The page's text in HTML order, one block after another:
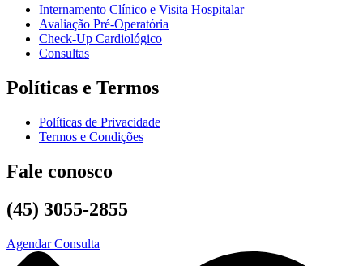
Internamento Clínico e Visita Hospitalar
Avaliação Pré-Operatória
Check-Up Cardiológico
Consultas
Políticas e Termos
Políticas de Privacidade
Termos e Condições
Fale conosco
(45) 3055-2855
Agendar Consulta